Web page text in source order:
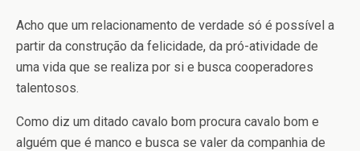
Acho que um relacionamento de verdade só é possível a
partir da construção da felicidade, da pró-atividade de
uma vida que se realiza por si e busca cooperadores
talentosos.
Como diz um ditado cavalo bom procura cavalo bom e
alguém que é manco e busca se valer da companhia de